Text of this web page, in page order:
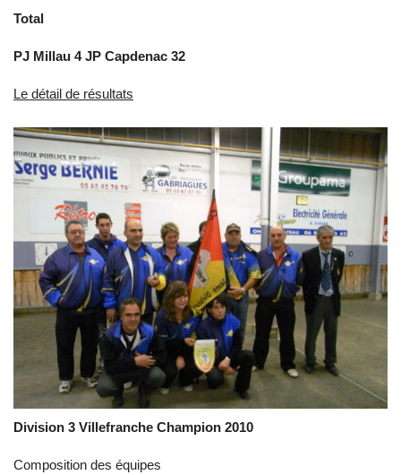
Total
PJ Millau 4 JP Capdenac 32
Le détail de résultats
Division 3 Villefranche Champion 2010
Composition des équipes